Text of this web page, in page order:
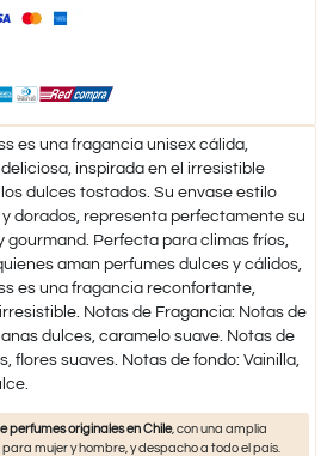
es una fragancia unisex cálida,
inspirada en el irresistible
dulces tostados. Su envase estilo
dorados, representa perfectamente su
Perfecta para climas fríos,
aman perfumes dulces y cálidos,
es una fragancia reconfortante,
Notas de Fragancia: Notas de
dulces, caramelo suave. Notas de
flores suaves. Notas de fondo: Vainilla,
perfumes originales en Chile, con una amplia
mujer y hombre, y despacho a todo el país.